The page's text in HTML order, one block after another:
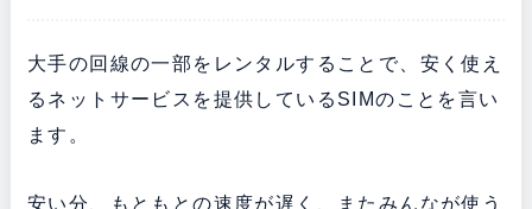
大手の回線の一部をレンタルすることで、安く使え
るネットサービスを提供しているSIMのことを言い
ます。
安い分、もともとの速度が遅く、またみんなが使う